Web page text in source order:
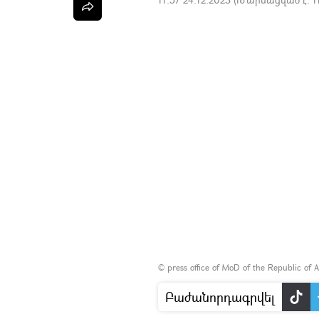
© press office of MoD of the Republic of
Բաժանորդագրվել